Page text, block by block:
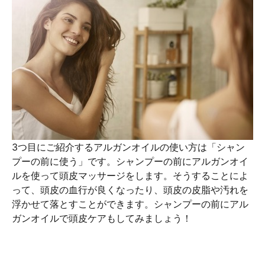
3つ目にご紹介するアルガンオイルの使い方は「シャン
プーの前に使う」です。シャンプーの前にアルガンオイ
ルを使って頭皮マッサージをします。そうすることによ
って、頭皮の血行が良くなったり、頭皮の皮脂や汚れを
浮かせて落とすことができます。シャンプーの前にアル
ガンオイルで頭皮ケアもしてみましょう！